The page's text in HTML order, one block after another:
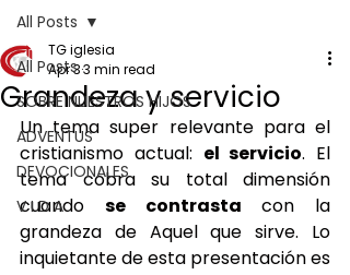
All Posts
SOBRE NUESTROS HIJOS
ADVENTUS
DEVOCIONALES
V I D A
All Posts
Grandeza y servicio
TG iglesia
Apr 33 min read
Un tema super relevante para el
cristianismo actual: el servicio. El
tema cobra su total dimensión
cuando se contrasta con la
grandeza de Aquel que sirve. Lo
inquietante de esta presentación es